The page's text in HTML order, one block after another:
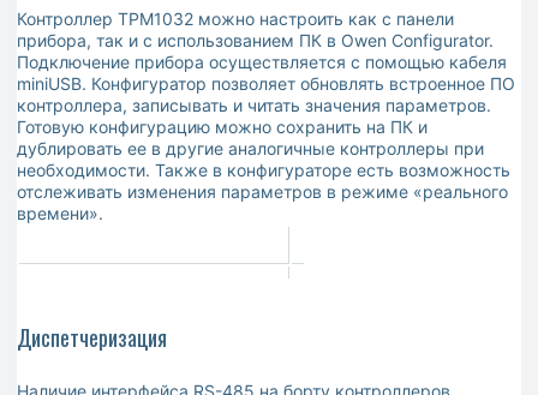
Контроллер ТРМ1032 можно настроить как с панели
прибора, так и с использованием ПК в Owen Configurator.
Подключение прибора осуществляется с помощью кабеля
miniUSB. Конфигуратор позволяет обновлять встроенное ПО
контроллера, записывать и читать значения параметров.
Готовую конфигурацию можно сохранить на ПК и
дублировать ее в другие аналогичные контроллеры при
необходимости. Также в конфигураторе есть возможность
отслеживать изменения параметров в режиме «реального
времени».
Диспетчеризация
Наличие интерфейса RS-485 на борту контроллеров,